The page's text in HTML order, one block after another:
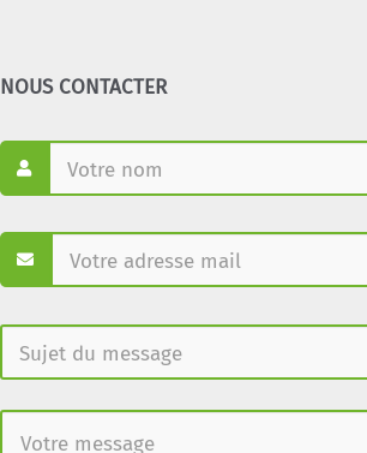
NOUS CONTACTER